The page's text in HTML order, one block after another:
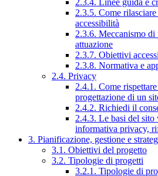
2.3.4. Linee guida e
2.3.5. Come
accessibilità
2.3.6. Meccanismo di
attuazione
2.3.7. Obiettivi
2.3.8. Normativa e
2.4. Privacy
2.4.1. Come
progettazione di un
2.4.2. Richiedi il
2.4.3. Le basi del sito
informativa privacy,
3. Pianificazione, gestione e
3.1. Obiettivi del progetto
3.2. Tipologie di progetti
3.2.1. Tipologie di